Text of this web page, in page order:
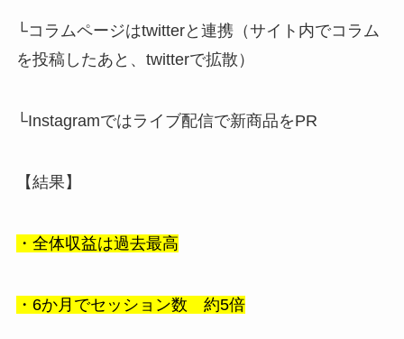
└コラムページはtwitterと連携（サイト内でコラム
を投稿したあと、twitterで拡散）
└Instagramではライブ配信で新商品をPR
【結果】
・全体収益は過去最高
・6か月でセッション数 約5倍